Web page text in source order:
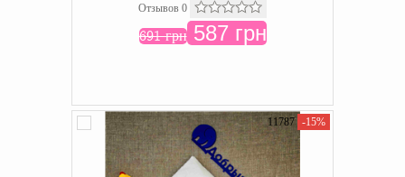
Отзывов 0
691 грн587 грн
11787 -15%